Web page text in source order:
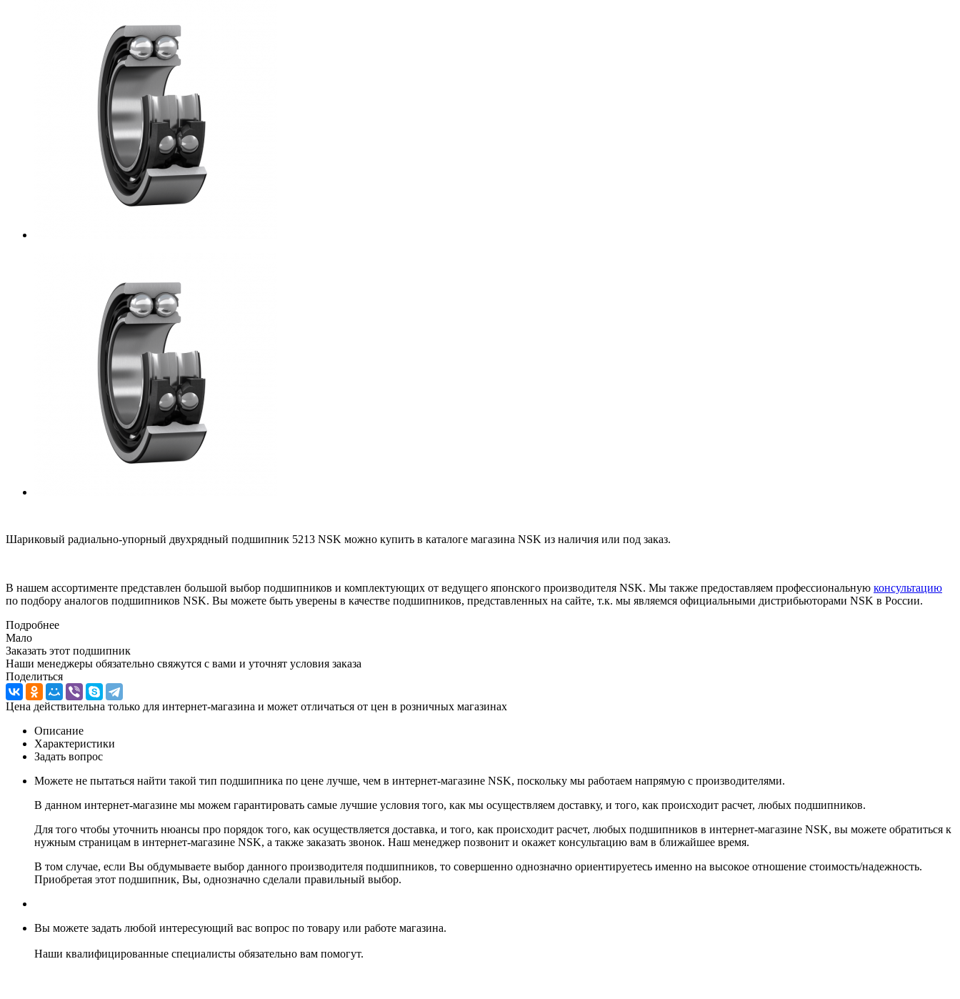
Шариковый радиально-упорный двухрядный подшипник 5213 NSK можно купить в каталоге магазина NSK из наличия или под заказ.
В нашем ассортименте представлен большой выбор подшипников и комплектующих от ведущего японского производителя NSK. Мы также предоставляем профессиональную консультацию
по подбору аналогов подшипников NSK. Вы можете быть уверены в качестве подшипников, представленных на сайте, т.к. мы являемся официальными дистрибьюторами NSK в России.
Подробнее
Мало
Заказать этот подшипник
Наши менеджеры обязательно свяжутся с вами и уточнят условия заказа
Поделиться
Цена действительна только для интернет-магазина и может отличаться от цен в розничных магазинах
Описание
Характеристики
Задать вопрос
Можете не пытаться найти такой тип подшипника по цене лучше, чем в интернет-магазине NSK, поскольку мы работаем напрямую с производителями.
В данном интернет-магазине мы можем гарантировать самые лучшие условия того, как мы осуществляем доставку, и того, как происходит расчет, любых подшипников.
Для того чтобы уточнить нюансы про порядок того, как осуществляется доставка, и того, как происходит расчет, любых подшипников в интернет-магазине NSK, вы можете обратиться к
нужным страницам в интернет-магазине NSK, а также заказать звонок. Наш менеджер позвонит и окажет консультацию вам в ближайшее время.
В том случае, если Вы обдумываете выбор данного производителя подшипников, то совершенно однозначно ориентируетесь именно на высокое отношение стоимость/надежность.
Приобретая этот подшипник, Вы, однозначно сделали правильный выбор.
Вы можете задать любой интересующий вас вопрос по товару или работе магазина.
Наши квалифицированные специалисты обязательно вам помогут.